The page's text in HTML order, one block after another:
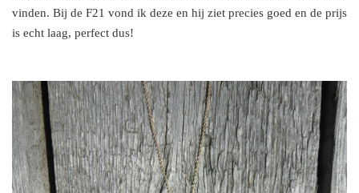
vinden. Bij de F21 vond ik deze en hij ziet precies goed en de prijs
is echt laag, perfect dus!